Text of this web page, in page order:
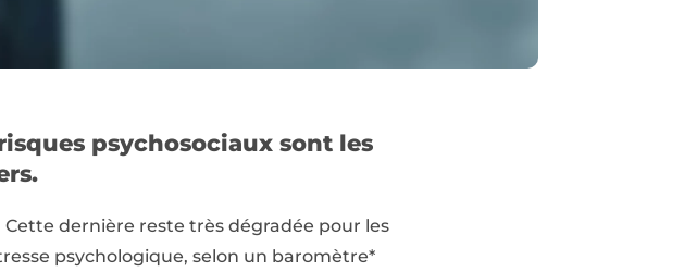
psychosociaux sont les
Cette dernière reste très dégradée pour les
psychologique, selon un baromètre*